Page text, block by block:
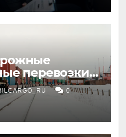
перевозки
и
0